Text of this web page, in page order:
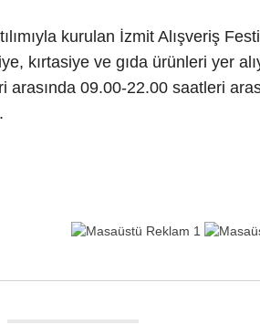
kurulan İzmit Alışveriş
kırtasiye ve gıda ürünleri yer
arasında 09.00-22.00 saatleri